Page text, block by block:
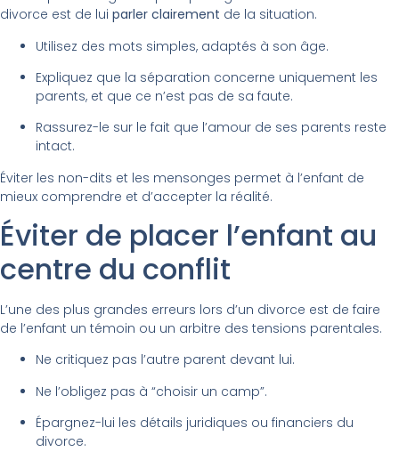
divorce est de lui parler clairement de la situation.
Utilisez des mots simples, adaptés à son âge.
Expliquez que la séparation concerne uniquement les
parents, et que ce n’est pas de sa faute.
Rassurez-le sur le fait que l’amour de ses parents reste
intact.
Éviter les non-dits et les mensonges permet à l’enfant de
mieux comprendre et d’accepter la réalité.
Éviter de placer l’enfant au
centre du conflit
L’une des plus grandes erreurs lors d’un divorce est de faire
de l’enfant un témoin ou un arbitre des tensions parentales.
Ne critiquez pas l’autre parent devant lui.
Ne l’obligez pas à “choisir un camp”.
Épargnez-lui les détails juridiques ou financiers du
divorce.